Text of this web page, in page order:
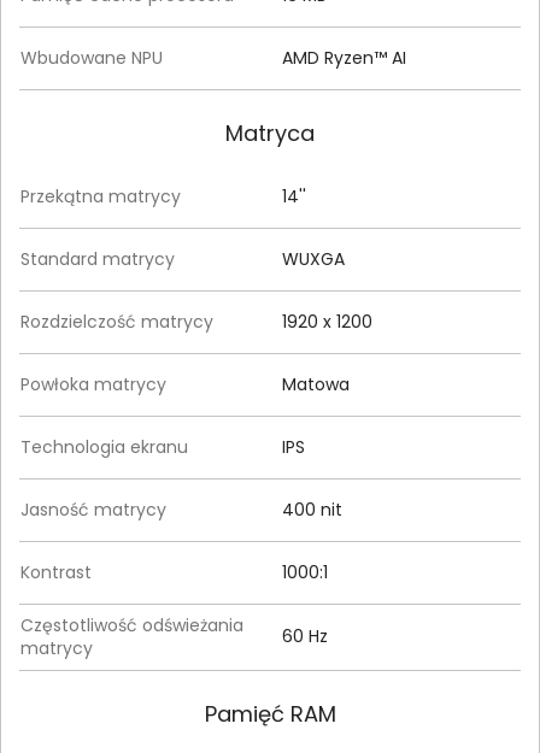
Wbudowane NPU AMD Ryzen™ AI
Matryca
Przekątna matrycy 14''
Standard matrycy WUXGA
Rozdzielczość matrycy 1920 x 1200
Powłoka matrycy Matowa
Technologia ekranu IPS
Jasność matrycy 400 nit
Kontrast 1000:1
Częstotliwość odświeżania
matrycy
60 Hz
Pamięć RAM